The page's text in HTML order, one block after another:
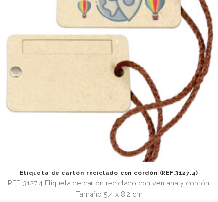
Estuche para billetes de avión (REF.3237)
REF 3237 Estuche de poliéster con cierre velcro. Tamaño